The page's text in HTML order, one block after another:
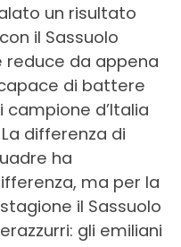
un risultato
il Sassuolo
reduce da appena
di battere
d’Italia
differenza di
ha
ma per la
il Sassuolo
gli emiliani